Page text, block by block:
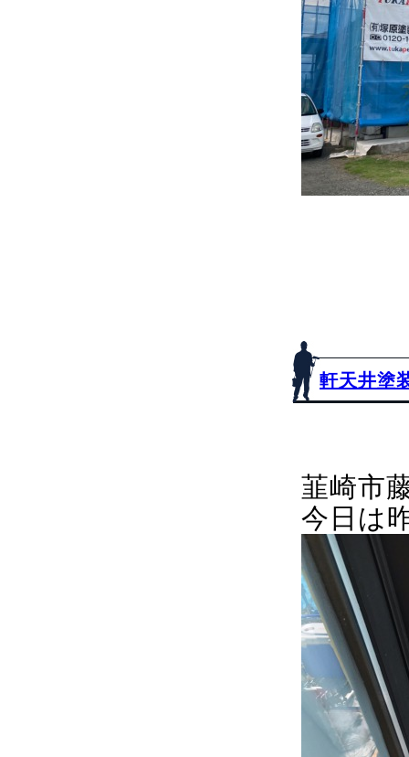
軒天井塗
韮崎市
今日は